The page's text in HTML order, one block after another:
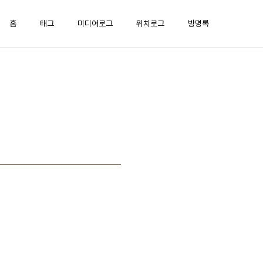
홈 태그 미디어로그 위치로그 방명록